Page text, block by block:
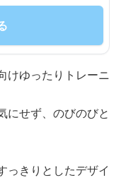
けゆったりトレーニ
にせず、のびのびと
っきりとしたデザイ